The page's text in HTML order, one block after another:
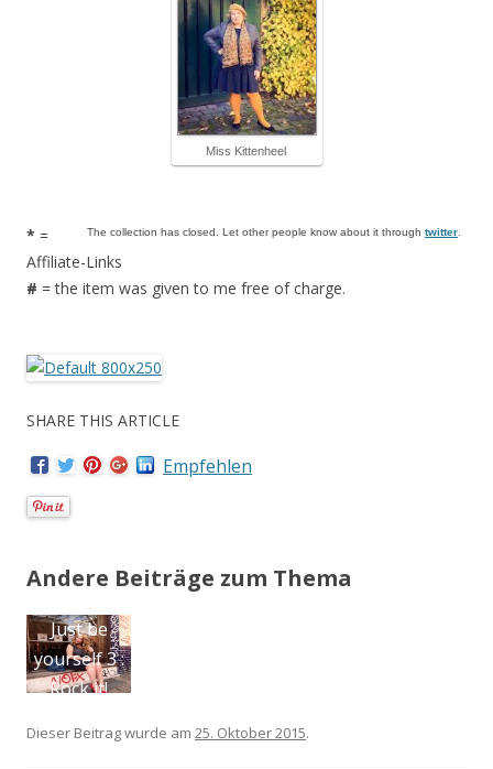
Miss Kittenheel
The collection has closed. Let other people know about it through twitter
* =
Affiliate-Links
# = the item was given to me free of charge.
SHARE THIS ARTICLE
Empfehlen
Andere Beiträge zum Thema
Mein
Weihnachts
-Outfit
Dieser Beitrag wurde am 25. Oktober 2015.